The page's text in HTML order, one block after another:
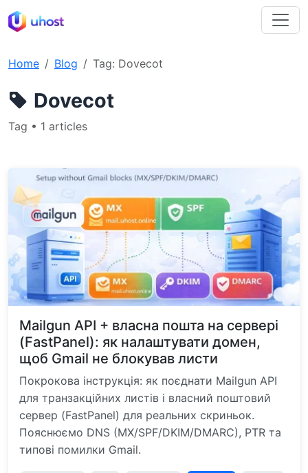
Home Blog Tag: Dovecot
Dovecot
Tag • 1 articles
Mailgun API + власна пошта на сервері
(FastPanel): як налаштувати домен,
щоб Gmail не блокував листи
Покрокова інструкція: як поєднати Mailgun API
для транзакційних листів і власний поштовий
сервер (FastPanel) для реальних скриньок.
Пояснюємо DNS (MX/SPF/DKIM/DMARC), PTR та
типові помилки Gmail.